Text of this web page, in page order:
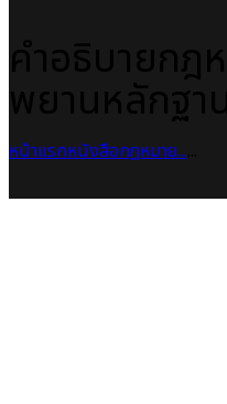
หน้าแรกหนังสือกฎหมาย...